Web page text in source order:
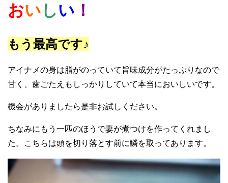
おい しい ！
もう最高です♪
アイナメの身は脂がのっていて旨味成分がたっぷりなので
甘く、歯ごたえもしっかりしていて本当においしいです。
機会がありましたら是非お試しください。
ちなみにもう一匹のほうで妻が煮つけを作ってくれまし
た。こちらは頭を切り落とす前に鱗を取ってあります。